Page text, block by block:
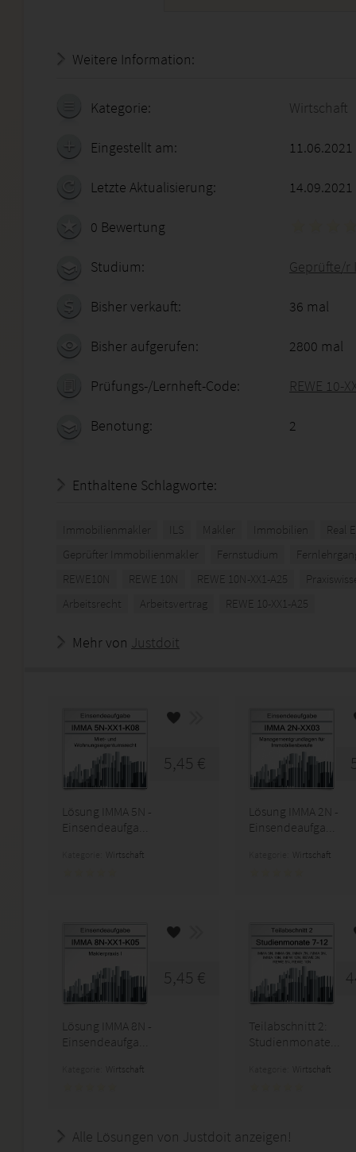
Weitere Information:
Kategorie: Wirtschaft
Eingestellt am:
Letzte Aktualisierung: 14.09.2021
0 Bewertung
Studium: Geprüfte/r
Bisher verkauft: 36 mal
Bisher aufgerufen: 2800 mal
Prüfungs-/Lernheft-Code: REWE 10-
Benotung: 2
Enthaltene Schlagworte:
Immobilienmakler ILS Makler Immobilien
Real
Geprüfter Immobilienmakler
Fernstudium
REWE10N
REWE 10N REWE 10N-XX1-A25
Arbeitsrecht
Arbeitsvertrag REWE 10-XX1-A25
Mehr von Justdoit
5,45 €
Lösung IMMA 5N -
Einsendeaufga...
Wirtschaft
Lösung IMMA 2N -
Einsendeaufga...
Wirtschaft
5,45 €
Lösung IMMA 8N -
Einsendeaufga...
Wirtschaft
Teilabschnitt 2:
Studienmonate...
Wirtschaft
Alle Lösungen von Justdoit anzeigen!